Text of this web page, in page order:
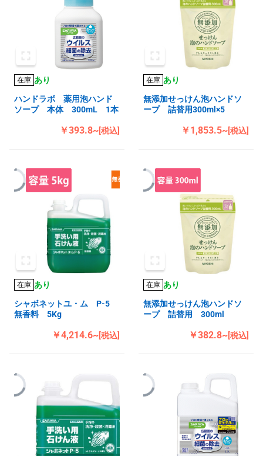
在庫 あり
ハンドラボ 薬用泡ハンド
ソープ 本体 300mL 1本
￥393.8~[税込]
在庫 あり
無添加せっけん泡ハンドソ
ープ 詰替用300ml×5
￥1,853.5~[税込]
在庫 あり
シャボネットユ・ム P-5
無香料 5Kg
￥4,214.6~[税込]
在庫 あり
無添加せっけん泡ハンドソ
ープ 詰替用 300ml
￥382.8~[税込]